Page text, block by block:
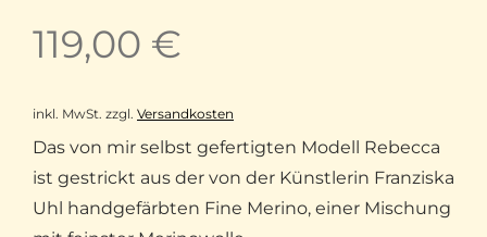
119,00 €
inkl. MwSt. zzgl. Versandkosten
Das von mir selbst gefertigten Modell Rebecca
ist gestrickt aus der von der Künstlerin Franziska
Uhl handgefärbten Fine Merino, einer Mischung